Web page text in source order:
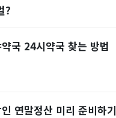
?
국 24시약국 찾는 방법
연말정산 미리 준비하기